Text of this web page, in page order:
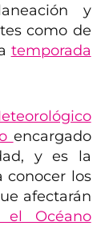
y
como de
temporada
encargado
y es la
conocer los
afectarán
el Océano